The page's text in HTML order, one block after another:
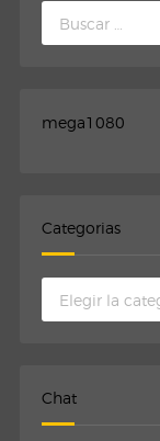
mega1080
Categorias
Chat